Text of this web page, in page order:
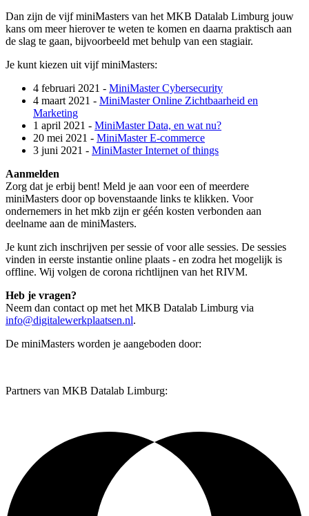
Dan zijn de vijf miniMasters van het MKB Datalab Limburg jouw
kans om meer hierover te weten te komen en daarna praktisch aan
de slag te gaan, bijvoorbeeld met behulp van een stagiair.
Je kunt kiezen uit vijf miniMasters:
4 februari 2021 - MiniMaster Cybersecurity
4 maart 2021 - MiniMaster Online Zichtbaarheid en
Marketing
1 april 2021 - MiniMaster Data, en wat nu?
20 mei 2021 - MiniMaster E-commerce
3 juni 2021 - MiniMaster Internet of things
Aanmelden
Zorg dat je erbij bent! Meld je aan voor een of meerdere
miniMasters door op bovenstaande links te klikken. Voor
ondernemers in het mkb zijn er géén kosten verbonden aan
deelname aan de miniMasters.
Je kunt zich inschrijven per sessie of voor alle sessies. De sessies
vinden in eerste instantie online plaats - en zodra het mogelijk is
offline. Wij volgen de corona richtlijnen van het RIVM.
Heb je vragen?
Neem dan contact op met het MKB Datalab Limburg via
info@digitalewerkplaatsen.nl.
De miniMasters worden je aangeboden door:
Partners van MKB Datalab Limburg: